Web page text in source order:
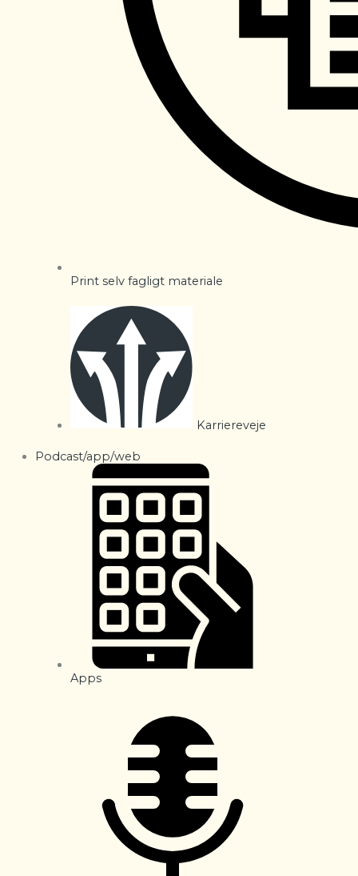
Print selv fagligt materiale
Karriereveje
Podcast/app/web
Apps